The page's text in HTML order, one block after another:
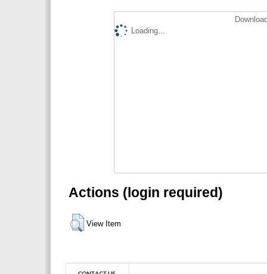
Loading...
Actions (login required)
View Item